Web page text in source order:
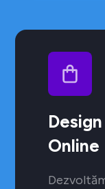
Online